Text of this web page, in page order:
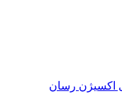
اکسیژن رسان